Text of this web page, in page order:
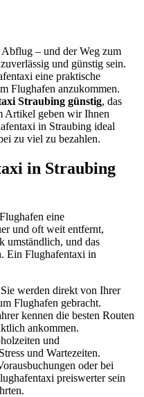
– und der Weg zum
und günstig sein.
eine praktische
Flughafen anzukommen.
Straubing günstig, das
Artikel geben wir Ihnen
in Straubing ideal
zu viel zu bezahlen.
in Straubing
eine
und oft weit entfernt,
umständlich, und das
Ein Flughafentaxi in
Sie werden direkt von Ihrer
Flughafen gebracht.
kennen die besten Routen
ankommen.
und
und Wartezeiten.
oder bei
preiswerter sein